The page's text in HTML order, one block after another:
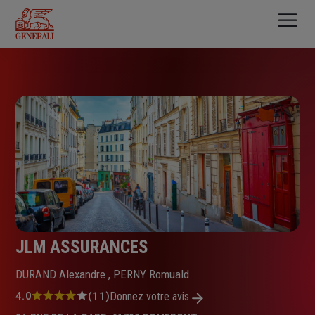
contenu
principal
JLM ASSURANCES
DURAND Alexandre , PERNY Romuald
Note
4.0 (11)Donnez votre avis